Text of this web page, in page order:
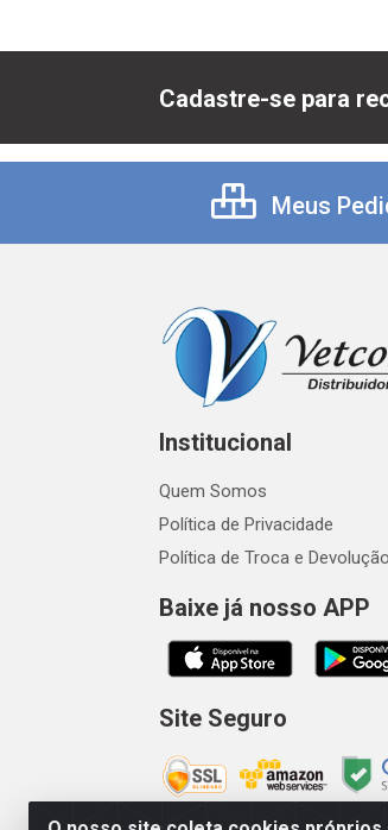
Cadastre-se para
Meus
Institucional
Quem Somos
Política de Privacidade
Política de Troca e Devolução
Baixe já nosso APP
Site Seguro